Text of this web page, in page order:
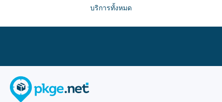
บริการทั้งหมด